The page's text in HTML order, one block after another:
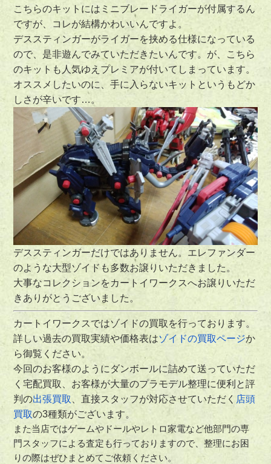
こちらのキットにはミニブレードライガーが付属するん
ですが、コレが結構かわいいんですよ。
デススティンガーがライガーを挟める仕様になっている
ので、是非遊んでみていただきたいんです。が、こちら
のキットも人気ゆえプレミアが付いてしまっています。
オススメしたいのに、手に入らないキットというもどか
しさが辛いです…。
デススティンガーだけではありません。エレファンダー
のような大型ゾイドも多数お譲りいただきました。
大事なコレクションをカートイワークスへお譲りいただ
きありがとうございました。
カートイワークスではゾイドの買取を行っております。
詳しい過去の買取実績や価格表はゾイドの買取ページか
ら御覧ください。
今回のお客様のようにダンボールに詰めて送っていただ
く宅配買取、お客様が大量のプラモデル整理に便利と評
判の出張買取、直接スタッフが対応させていただく 店頭
買取の3種類がございます。
また当店ではゲームやドールやレトロ家電など他部門の専
門スタッフによる査定も行っておりますので、整理にお困
りの際はぜひまとめてご依頼ください。